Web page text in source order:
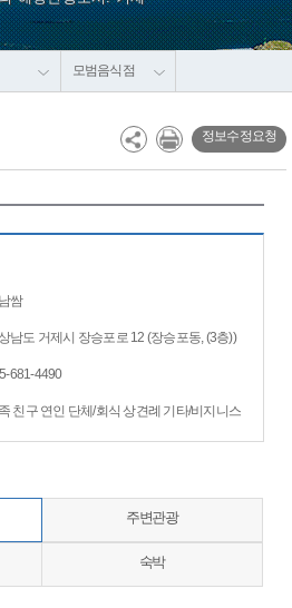
모범음식점
정보수정요청
쌈
남도 거제시 장승포로 12 (장승포동, (3층))
681-4490
친구 연인 단체/회식 상견례 기타/비지니스
주변관광
숙박